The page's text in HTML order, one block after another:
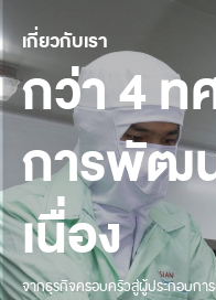
เกี่ยวกับเรา
กว่า 4 ท
การพัฒ
เนื่อง
จากธุรกิจครอบครัวสู่ผู้ประกอบกา